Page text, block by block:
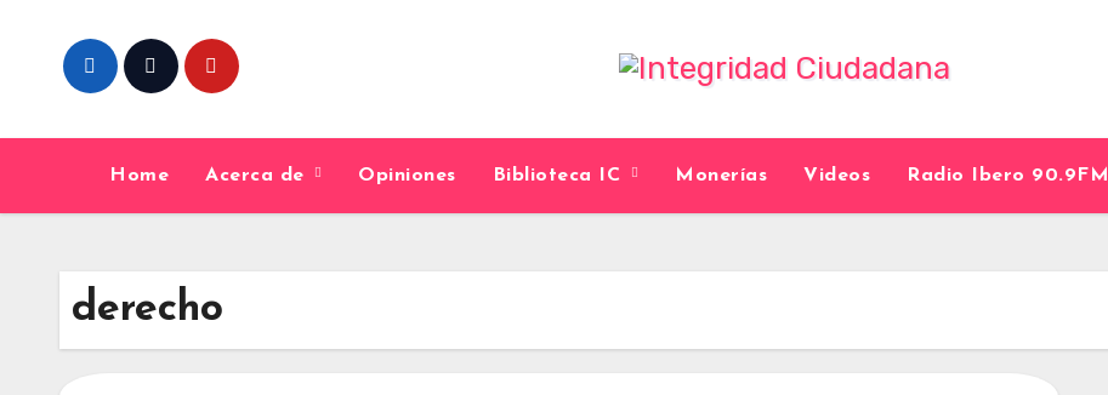
content
Home Acerca de Opiniones Biblioteca IC Monerías Videos Radio Ibero 90.9FM
derecho